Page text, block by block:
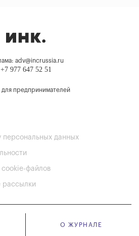
adv@incrussia.ru
+7 977 647 52 51
для предпринимателей
персональных данных
cookie-файлов
рассылки
О ЖУРНАЛЕ